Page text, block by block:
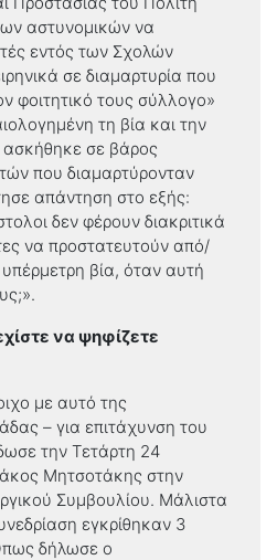
αστυνομικών να
εντός των Σχολών
σε διαμαρτυρία που
φοιτητικό τους σύλλογο»
τη βία και την
σε βάρος
που διαμαρτύρονταν
απάντηση στο εξής:
δεν φέρουν διακριτικά
να προστατευτούν από/
βία, όταν αυτή
να ψηφίζετε
με αυτό της
– για επιτάχυνση του
την Τετάρτη 24
Μητσοτάκης στην
Συμβουλίου. Μάλιστα
εγκρίθηκαν 3
δήλωσε ο